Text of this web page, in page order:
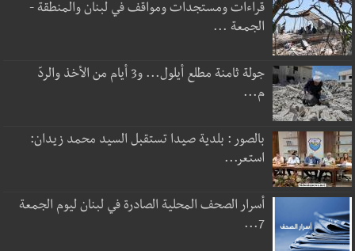
قراءات ومستجدات ومواقف في لبنان والمنطقة -
الجمعة ...
جولة ثامنة مطلع أيلول... و3 أيام من الأخذ والردّ
م...
بالصور : بلدية صيدا تستقبل السيد محمد زيدان:
استعر...
أسرار الصحف المحلية الصادرة في لبنان ليوم الجمعة
7...